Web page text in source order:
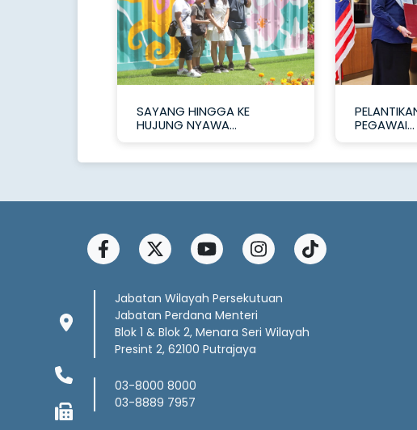
SAYANG HINGGA KE
HUJUNG NYAWA...
PEGAWAI...
Jabatan Wilayah Persekutuan
Jabatan Perdana Menteri
Blok 1 & Blok 2, Menara Seri Wilayah
Presint 2, 62100 Putrajaya
03-8000 8000
03-8889 7957